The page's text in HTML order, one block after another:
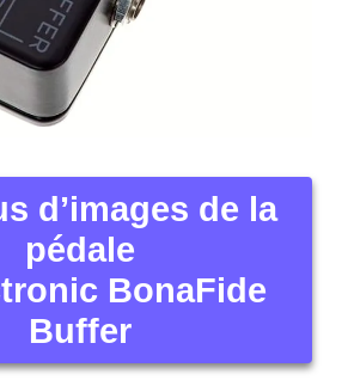
d’images de la
pédale
BonaFide
Buffer